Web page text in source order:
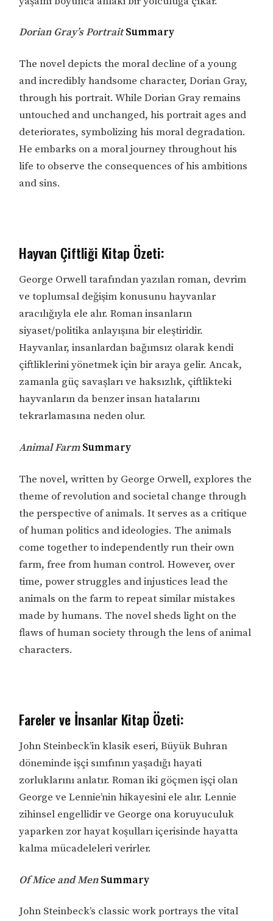
Dorian Gray’s PortraitSummary
The novel depicts the moral decline of a young
and incredibly handsome character, Dorian Gray,
through his portrait. While Dorian Gray remains
untouched and unchanged, his portrait ages and
deteriorates, symbolizing his moral degradation.
He embarks on a moral journey throughout his
life to observe the consequences of his ambitions
and sins.
Hayvan Çiftliği Kitap Özeti:
George Orwell tarafından yazılan roman, devrim
ve toplumsal değişim konusunu hayvanlar
aracılığıyla ele alır. Roman insanların
siyaset/politika anlayışına bir eleştiridir.
Hayvanlar, insanlardan bağımsız olarak kendi
çiftliklerini yönetmek için bir araya gelir. Ancak,
zamanla güç savaşları ve haksızlık, çiftlikteki
hayvanların da benzer insan hatalarını
tekrarlamasına neden olur.
Animal FarmSummary
The novel, written by George Orwell, explores the
theme of revolution and societal change through
the perspective of animals. It serves as a critique
of human politics and ideologies. The animals
come together to independently run their own
farm, free from human control. However, over
time, power struggles and injustices lead the
animals on the farm to repeat similar mistakes
made by humans. The novel sheds light on the
flaws of human society through the lens of animal
characters.
Fareler ve İnsanlar Kitap Özeti:
John Steinbeck’in klasik eseri, Büyük Buhran
döneminde işçi sınıfının yaşadığı hayati
zorluklarını anlatır. Roman iki göçmen işçi olan
George ve Lennie’nin hikayesini ele alır. Lennie
zihinsel engellidir ve George ona koruyuculuk
yaparken zor hayat koşulları içerisinde hayatta
kalma mücadeleleri verirler.
Of Mice and MenSummary
John Steinbeck’s classic work portrays the vital